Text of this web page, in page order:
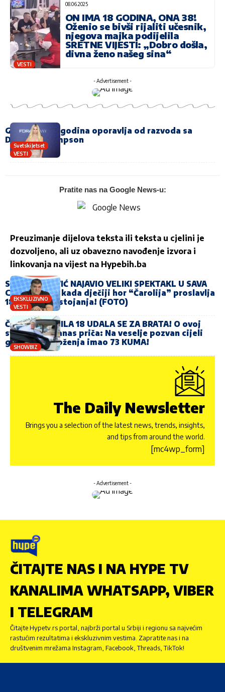
08.06.2025
ON IMA 18 GODINA, ONA 38!
Oženio se bivši rijaliti učesnik,
njegova majka podijelila
SRETNE VIJESTI: „Dobro došla,
divna ženo našeg sina“
VESTI
- Advertisement -
Svetski Jetset
VESTI
Glumac se 18 godina oporavlja od razvoda sa
Džesikom Simpson
Pratite nas na Google News-u:
Preuzimanje dijelova teksta ili teksta u cjelini je
dozvoljeno, ali uz obavezno navođenje izvora i
linkovanja na vijest na Hypebih.ba
EKSKLUZIVNO
VESTI
SAŠA MIRKOVIĆ NAJAVIO VELIKI SPEKTAKL U SAVA
CENTRU: Evo kada dječiji hor “Čarolija” proslavlja
18 godina postojanja! (FOTO)
SHOWBIZ
ČIM JE NAPUNILA 18 UDALA SE ZA BRATA! O ovoj
svadbi se i danas priča: Na veselje pozvan cijeli
grad, a mladoženja imao 73 KUMA!
The Daily Newsletter
Brings you a selection of the latest news, trends, insights,
and tips from around the world.
[mc4wp_form]
- Advertisement -
ČITAJTE NAS I NA HYPE TV
KANALIMA WHATSAPP, VIBER
I TELEGRAM
Čitajte Hypetv.rs portal, najbrži portal u Srbiji i regionu sa najvećim
rastućim rezultatima i ekskluzivnim vestima. Zapratite nas i na
društvenim mrežama Instagram, Facebook, Threads, TikTok!